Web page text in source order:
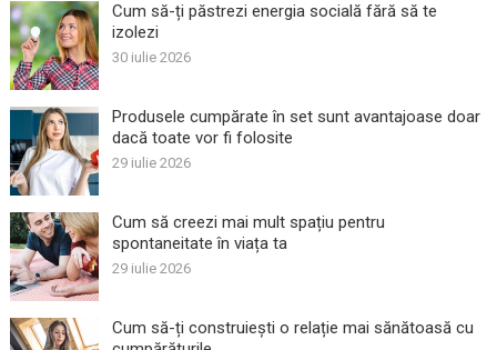
Cum să-ți păstrezi energia socială fără să te
izolezi
30 iulie 2026
Produsele cumpărate în set sunt avantajoase doar
dacă toate vor fi folosite
29 iulie 2026
Cum să creezi mai mult spațiu pentru
spontaneitate în viața ta
29 iulie 2026
Cum să-ți construiești o relație mai sănătoasă cu